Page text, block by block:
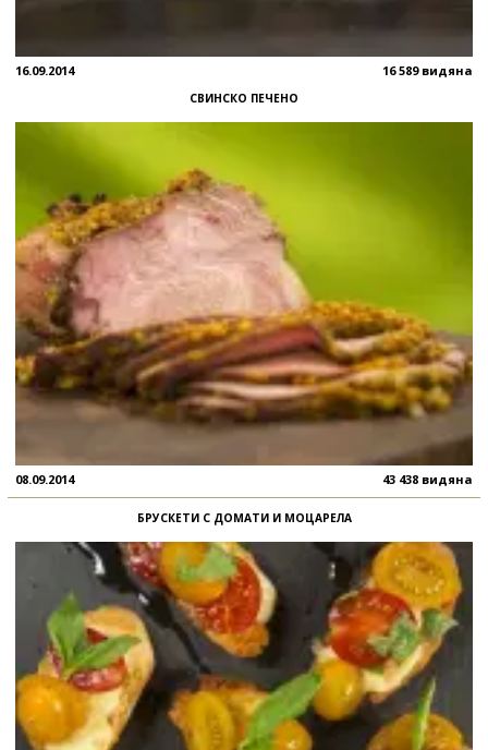
16.09.2014 16 589 видяна
СВИНСКО ПЕЧЕНО
08.09.2014 43 438 видяна
БРУСКЕТИ С ДОМАТИ И МОЦАРЕЛА